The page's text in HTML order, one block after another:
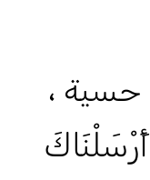
حسية ،